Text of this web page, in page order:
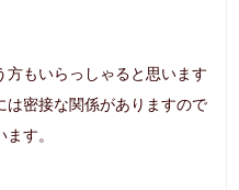
方もいらっしゃると思います
は密接な関係がありますので
す。